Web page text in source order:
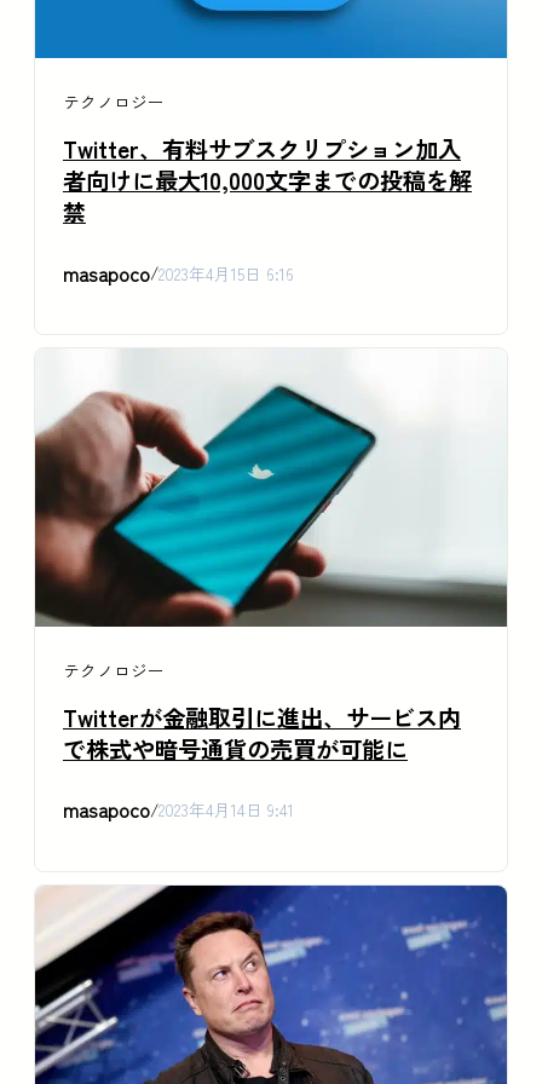
テクノロジー
Twitter、有料サブスクリプション加入
者向けに最大10,000文字までの投稿を解
禁
masapoco/2023年4月15日 6:16
テクノロジー
Twitterが金融取引に進出、サービス内
で株式や暗号通貨の売買が可能に
masapoco/2023年4月14日 9:41